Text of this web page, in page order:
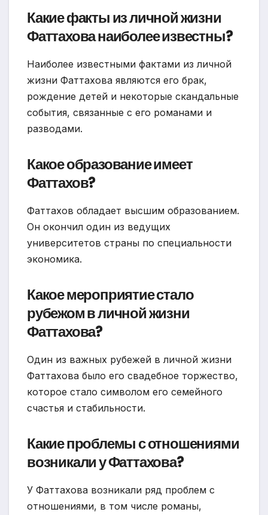
Какие факты из личной жизни
Фаттахова наиболее известны?
Наиболее известными фактами из личной
жизни Фаттахова являются его брак,
рождение детей и некоторые скандальные
события, связанные с его романами и
разводами.
Какое образование имеет
Фаттахов?
Фаттахов обладает высшим образованием.
Он окончил один из ведущих
университетов страны по специальности
экономика.
Какое мероприятие стало
рубежом в личной жизни
Фаттахова?
Один из важных рубежей в личной жизни
Фаттахова было его свадебное торжество,
которое стало символом его семейного
счастья и стабильности.
Какие проблемы с отношениями
возникали у Фаттахова?
У Фаттахова возникали ряд проблем с
отношениями, в том числе романы,